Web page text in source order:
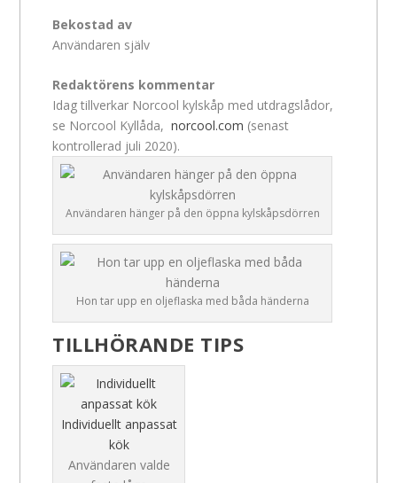
Bekostad av
Användaren själv
Redaktörens kommentar
Idag tillverkar Norcool kylskåp med utdragslådor,
se Norcool Kyllåda,norcool.com (senast
kontrollerad juli 2020).
Användaren hänger på den öppna kylskåpsdörren
Hon tar upp en oljeflaska med båda händerna
TILLHÖRANDE TIPS
Individuellt anpassat
kök
Användaren valde